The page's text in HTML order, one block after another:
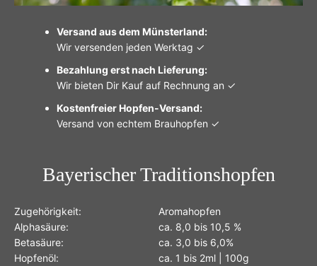
Versand aus dem Münsterland:
Wir versenden jeden Werktag ✓
Bezahlung erst nach Lieferung:
Wir bieten Dir Kauf auf Rechnung an ✓
Kostenfreier Hopfen-Versand:
Versand von echtem Brauhopfen ✓
Bayerischer Traditionshopfen
Zugehörigkeit:
Aromahopfen
Alphasäure:
ca. 8,0 bis 10,5 %
Betasäure:
ca. 3,0 bis 6,0%
Hopfenöl:
ca. 1 bis 2ml | 100g